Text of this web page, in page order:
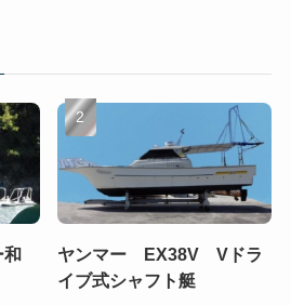
ヤンマー EX38V Vドラ
イブ式シャフト艇